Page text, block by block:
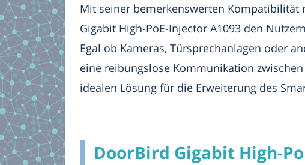
Mit seiner bemerkenswerten Kompatibilität
Gigabit High-PoE-Injector A1093 den
Egal ob Kameras, Türsprechanlagen oder
eine reibungslose Kommunikation
idealen Lösung für die Erweiterung des
DoorBird Gigabit High-